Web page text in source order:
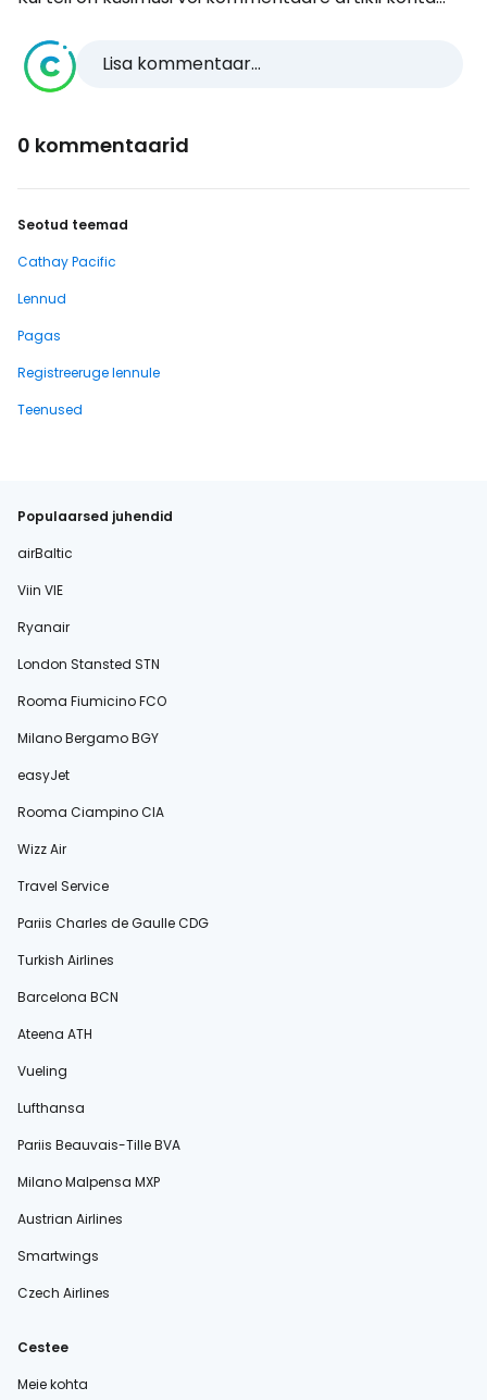
Lisa kommentaar...
0 kommentaarid
Seotud teemad
Cathay Pacific
Lennud
Pagas
Registreeruge lennule
Teenused
Populaarsed juhendid
airBaltic
Viin VIE
Ryanair
London Stansted STN
Rooma Fiumicino FCO
Milano Bergamo BGY
easyJet
Rooma Ciampino CIA
Wizz Air
Travel Service
Pariis Charles de Gaulle CDG
Turkish Airlines
Barcelona BCN
Ateena ATH
Vueling
Lufthansa
Pariis Beauvais-Tille BVA
Milano Malpensa MXP
Austrian Airlines
Smartwings
Czech Airlines
Cestee
Meie kohta